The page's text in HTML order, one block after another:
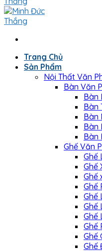
Trang Chủ
Sản Phẩm
Nội Thất Văn
Bàn Văn
Bàn
Bàn
Bàn
Bàn
Bàn
Ghế Văn
Ghế
Ghế
Ghế
Ghế
Ghế
Ghế
Ghế
Ghế
Ghế
Ghế